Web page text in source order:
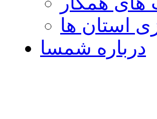
استان ها
درباره شمسا